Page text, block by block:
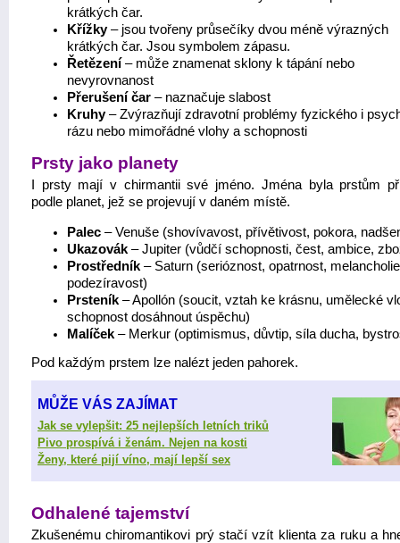
krátkých čar.
Křížky– jsou tvořeny průsečíky dvou méně výrazných
krátkých čar. Jsou symbolem zápasu.
Řetězení – může znamenat sklony k tápání nebo
nevyrovnanost
Přerušení čar – naznačuje slabost
Kruhy– Zvýrazňují zdravotní problémy fyzického i
rázu nebo mimořádné vlohy a schopnosti
Prsty jako planety
I prsty mají v chirmantii své jméno. Jména byla prstům
podle planet, jež se projevují v daném místě.
Palec – Venuše (shovívavost, přívětivost, pokora,
Ukazovák – Jupiter (vůdčí schopnosti, čest, ambice,
Prostředník – Saturn (serióznost, opatrnost,
podezíravost)
Prsteník – Apollón (soucit, vztah ke krásnu, umělecké
schopnost dosáhnout úspěchu)
Malíček – Merkur (optimismus, důvtip, síla ducha,
Pod každým prstem lze nalézt jeden pahorek.
MŮŽE VÁS ZAJÍMAT
Jak se vylepšit: 25 nejlepších letních triků
Pivo prospívá i ženám. Nejen na kosti
Ženy, které pijí víno, mají lepší sex
Odhalené tajemství
Zkušenému chiromantikovi prý stačí vzít klienta za ruku a